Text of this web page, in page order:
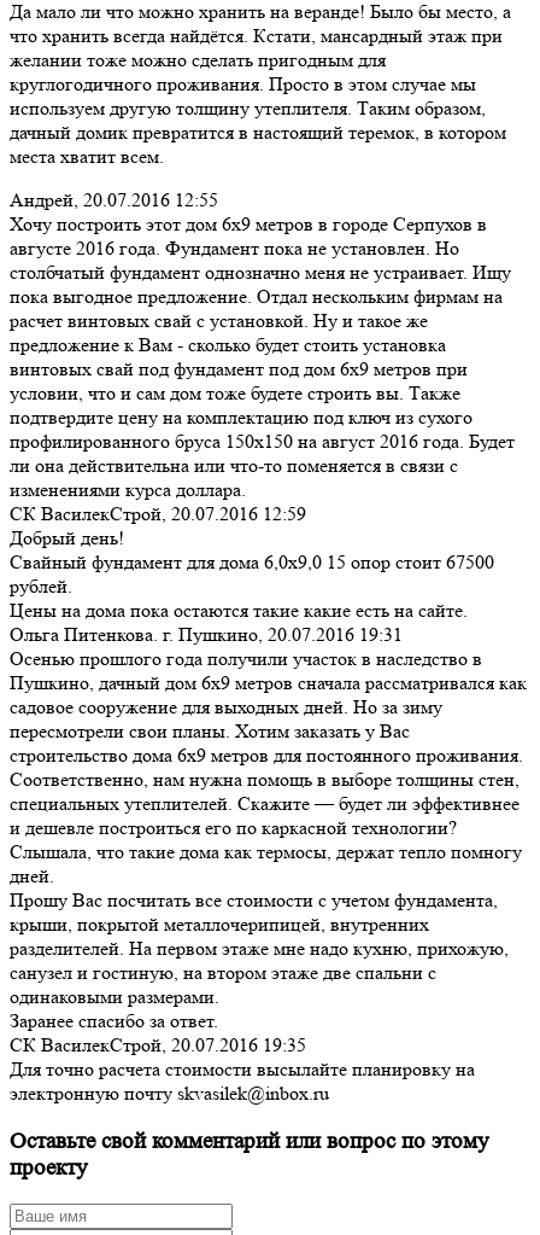
Да мало ли что можно хранить на веранде! Было бы место, а
что хранить всегда найдётся. Кстати, мансардный этаж при
желании тоже можно сделать пригодным для
круглогодичного проживания. Просто в этом случае мы
используем другую толщину утеплителя. Таким образом,
дачный домик превратится в настоящий теремок, в котором
места хватит всем.
Андрей, 20.07.2016 12:55
Хочу построить этот дом 6х9 метров в городе Серпухов в
августе 2016 года. Фундамент пока не установлен. Но
столбчатый фундамент однозначно меня не устраивает. Ищу
пока выгодное предложение. Отдал нескольким фирмам на
расчет винтовых свай с установкой. Ну и такое же
предложение к Вам - сколько будет стоить установка
винтовых свай под фундамент под дом 6х9 метров при
условии, что и сам дом тоже будете строить вы. Также
подтвердите цену на комплектацию под ключ из сухого
профилированного бруса 150х150 на август 2016 года. Будет
ли она действительна или что-то поменяется в связи с
изменениями курса доллара.
СК ВасилекСтрой, 20.07.2016 12:59
Добрый день!
Свайный фундамент для дома 6,0х9,0 15 опор стоит 67500
рублей.
Цены на дома пока остаются такие какие есть на сайте.
Ольга Питенкова. г. Пушкино, 20.07.2016 19:31
Осенью прошлого года получили участок в наследство в
Пушкино, дачный дом 6х9 метров сначала рассматривался как
садовое сооружение для выходных дней. Но за зиму
пересмотрели свои планы. Хотим заказать у Вас
строительство дома 6х9 метров для постоянного проживания.
Соответственно, нам нужна помощь в выборе толщины стен,
специальных утеплителей. Скажите — будет ли эффективнее
и дешевле построиться его по каркасной технологии?
Слышала, что такие дома как термосы, держат тепло помногу
дней.
Прошу Вас посчитать все стоимости с учетом фундамента,
крыши, покрытой металлочерипицей, внутренних
разделителей. На первом этаже мне надо кухню, прихожую,
санузел и гостиную, на втором этаже две спальни с
одинаковыми размерами.
Заранее спасибо за ответ.
СК ВасилекСтрой, 20.07.2016 19:35
Для точно расчета стоимости высылайте планировку на
электронную почту skvasilek@inbox.ru
Оставьте свой комментарий или вопрос по этому
проекту